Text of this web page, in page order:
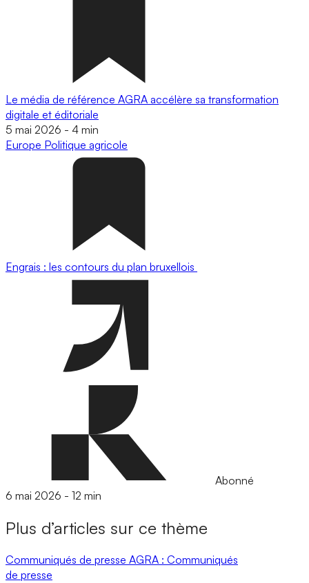
Le média de référence AGRA accélère sa transformation
digitale et éditoriale
5 mai 2026 - 4 min
Europe Politique agricole
Engrais : les contours du plan bruxellois
Abonné
6 mai 2026 - 12 min
Plus d’articles sur ce thème
Communiqués de presse AGRA : Communiqués
de presse